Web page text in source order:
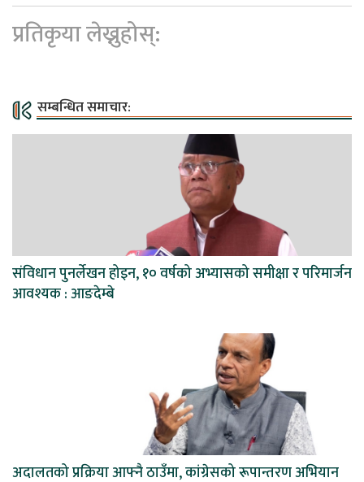
प्रतिकृया लेख्नुहोस्:
सम्बन्धित समाचार:
संविधान पुनर्लेखन होइन, १० वर्षको अभ्यासको समीक्षा र परिमार्जन
आवश्यक : आङदेम्बे
अदालतको प्रक्रिया आफ्नै ठाउँमा, कांग्रेसको रूपान्तरण अभियान